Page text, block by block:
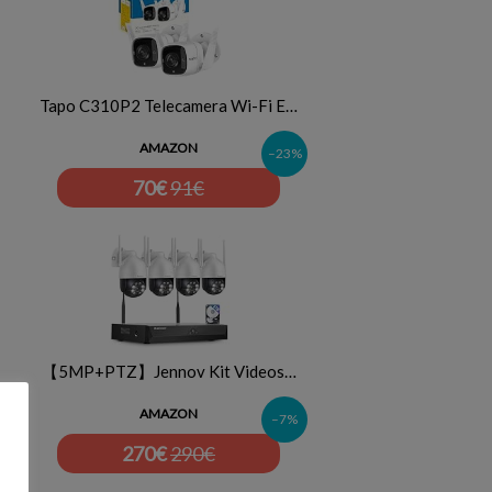
Tapo C310P2 Telecamera Wi-Fi E…
AMAZON
70€91€
–23%
【5MP+PTZ】Jennov Kit Videos…
AMAZON
270€290€
–7%